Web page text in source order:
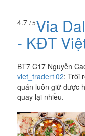
4.7 / 5Via
- KĐT
BT7 C17 Nguyễn
viet_trader102: Trời
quán luôn giữ được
quay lại nhiều.